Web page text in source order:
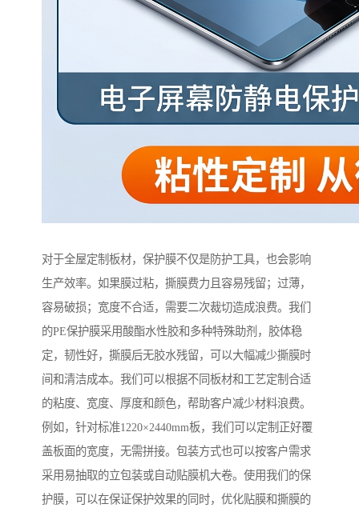
对于全屋定制板材，保护膜不仅是防护工具，也会影响
生产效率。如果膜过粘，撕膜费力且容易残留；过薄，
容易破损；宽度不合适，需要二次裁切造成浪费。我们
的PE保护膜采用酸酯水性胶和多种特殊助剂，胶体稳
定，韧性好，撕膜后无胶水残留，可以大幅减少撕膜时
间和清洁成本。我们可以根据不同板材和工艺定制合适
的粘度、宽度、厚度和颜色，帮助客户减少材料浪费。
例如，针对标准1220×2440mm板，我们可以定制正好覆
盖板面的宽度，无需拼接。包装方式也可以按客户需求
采用易抽取的立包装或自动贴膜机大卷。使用我们的保
护膜，可以在保证保护效果的同时，优化贴膜和撕膜的